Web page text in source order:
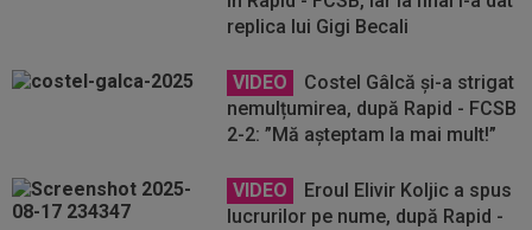
replica lui Gigi Becali
VIDEO
Costel Gâlcă și-a strigat
nemulțumirea, după Rapid - FCSB
2-2: ”Mă așteptam la mai mult!”
VIDEO
Eroul Elivir Koljic a spus
lucrurilor pe nume, după Rapid -